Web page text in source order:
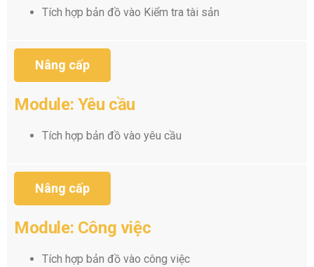
Tích hợp bản đồ vào Kiểm tra tài sản
Nâng cấp
Module: Yêu cầu
Tích hợp bản đồ vào yêu cầu
Nâng cấp
Module: Công việc
Tích hợp bản đồ vào công việc